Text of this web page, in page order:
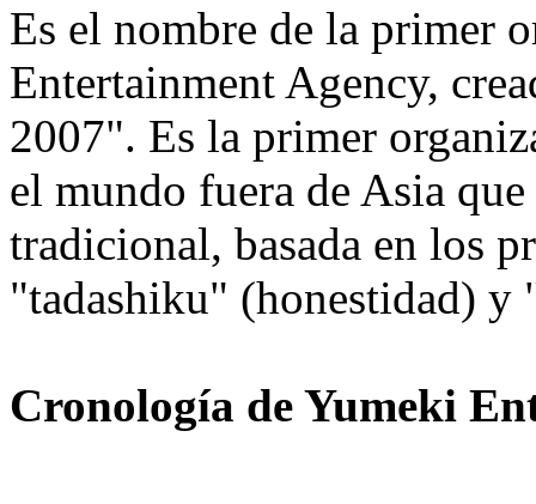
Es el nombre de la primer
Entertainment Agency,
2007". Es la primer
el mundo fuera de Asia
tradicional, basada en los
"tadashiku" (honestidad)
Cronología de Yumeki